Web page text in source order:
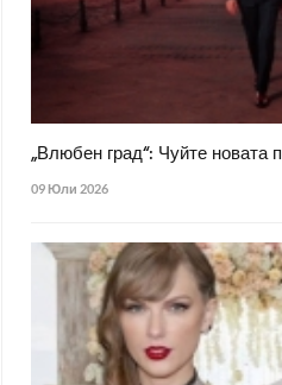
„Влюбен град“: Чуйте новата
09 Юли 2026